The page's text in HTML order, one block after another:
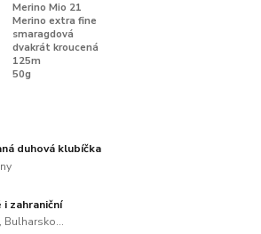
Merino Mio 21
Merino extra fine
smaragdová
dvakrát kroucená
125m
50g
duhová klubíčka
i zahraniční
Bulharsko...